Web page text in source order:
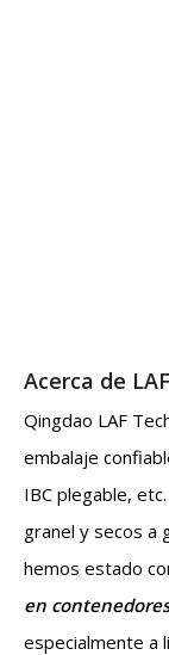
Acerca de LAF
Qingdao LAF
embalaje
IBC plegable,
granel y secos a
hemos estado
en
especialmente a